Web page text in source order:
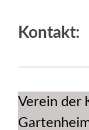
Kontakt:
Verein der